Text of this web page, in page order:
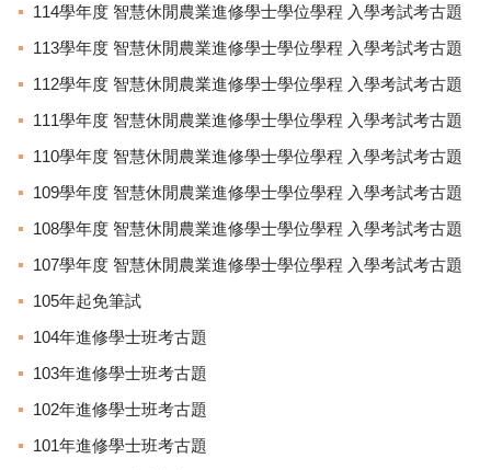
採編服務
志願服務
114學年度 智慧休閒農業進修學士學位學程 入學考試考古題
113學年度 智慧休閒農業進修學士學位學程 入學考試考古題
112學年度 智慧休閒農業進修學士學位學程 入學考試考古題
111學年度 智慧休閒農業進修學士學位學程 入學考試考古題
110學年度 智慧休閒農業進修學士學位學程 入學考試考古題
109學年度 智慧休閒農業進修學士學位學程 入學考試考古題
108學年度 智慧休閒農業進修學士學位學程 入學考試考古題
107學年度 智慧休閒農業進修學士學位學程 入學考試考古題
105年起免筆試
104年進修學士班考古題
103年進修學士班考古題
102年進修學士班考古題
101年進修學士班考古題